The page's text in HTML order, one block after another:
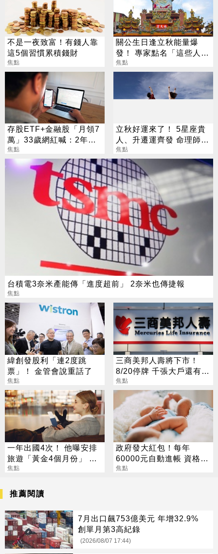
不是一夜致富！有錢人靠
這5個習慣累積錢財
焦點
關公生日逢立秋能量爆
發！ 專家點名「這些人」
別亂拜
焦點
存股ETF+金融股「月領7
萬」33歲網紅喊：2年內
要退休
焦點
立秋好運來了！ 5星座貴
人、升遷運齊發 命理師：
把握黃金轉運期
焦點
台積電3奈米產能傳「進度超前」 2奈米也傳捷報
焦點
緯創發股利「連2度跳
票」！ 金管會說重話了
焦點
三商美邦人壽將下市！
8/20停牌 千張大戶還有
252人
焦點
一年出國4次！ 他曝安排
旅遊「黃金4個月份」 卡
對整年活在期待中
焦點
政府發大紅包！每年
60000元自動進帳 資格一
次看
焦點
推薦閱讀
7月出口飆753億美元 年增32.9%
創單月第3高紀錄
(2026/08/07 17:44)